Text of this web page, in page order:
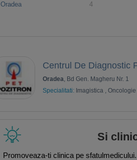
Oradea 4
Centrul De Diagnostic
Oradea, Bd Gen. Magheru Nr. 1
Specialitati: Imagistica , Oncologie
Si
Promoveaza-ti clinica pe